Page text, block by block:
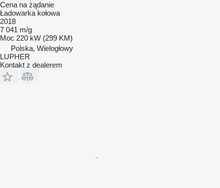
Cena na żądanie
Ładowarka kołowa
2018
7 041 m/g
Moc 220 kW (299 KM)
Polska, Wielogłowy
LUPHER
Kontakt z dealerem